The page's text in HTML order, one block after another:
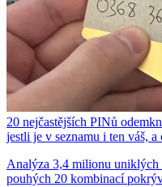
20 nejčastějších PINů
jestli je v seznamu i ten váš,
Analýza 3,4 milionu
pouhých 20 kombinací